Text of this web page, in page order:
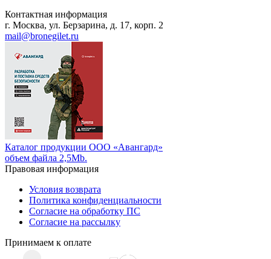
Контактная информация
г. Москва, ул. Берзарина, д. 17, корп. 2
mail@bronegilet.ru
Каталог продукции ООО «Авангард»
объем файла 2,5Mb.
Правовая информация
Условия возврата
Политика конфиденциальности
Согласие на обработку ПС
Согласие на рассылку
Принимаем к оплате